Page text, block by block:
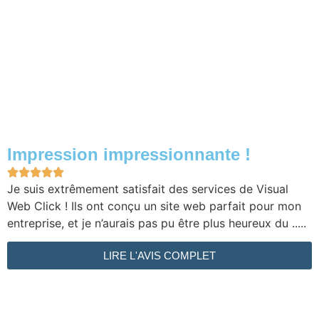
Impression impressionnante !

Je suis extrêmement satisfait des services de Visual
Web Click ! Ils ont conçu un site web parfait pour mon
entreprise, et je n’aurais pas pu être plus heureux du .....
LIRE L'AVIS COMPLET